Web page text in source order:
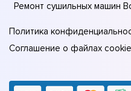
Ремонт сушильных машин
Политика
Соглашение о файлах